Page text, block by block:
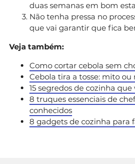
duas semanas em bom
Não tenha pressa no
que vai garantir que fica
Veja também:
Como cortar cebola sem
Cebola tira a tosse: mito ou
15 segredos de cozinha
8 truques essenciais de
conhecidos
8 gadgets de cozinha para